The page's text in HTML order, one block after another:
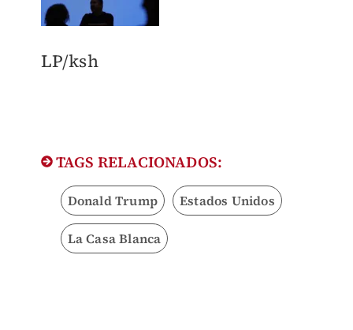
LP/ksh
TAGS RELACIONADOS:
Donald Trump Estados Unidos
La Casa Blanca